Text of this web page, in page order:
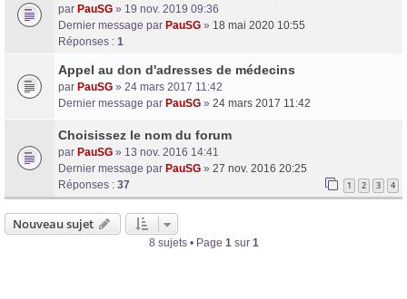
par PauSG » 19 nov. 2019 09:36
Dernier message par PauSG » 18 mai 2020 10:55
Réponses : 1
Appel au don d'adresses de médecins
par PauSG » 24 mars 2017 11:42
Dernier message par PauSG » 24 mars 2017 11:42
Choisissez le nom du forum
par PauSG » 13 nov. 2016 14:41
Dernier message par PauSG » 27 nov. 2016 20:25
Réponses : 37 1 2 3 4
Nouveau sujet
8 sujets • Page 1sur 1